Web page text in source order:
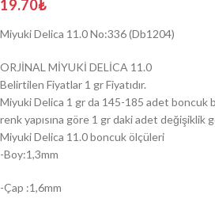
19.70₺
Miyuki Delica 11.0 No:336 (Db1204)
ORJİNAL MİYUKİ DELİCA 11.0
Belirtilen Fiyatlar 1 gr Fiyatıdır.
Miyuki Delica 1 gr da 145-185 adet boncuk
renk yapısına göre 1 gr daki adet değişiklik
Miyuki Delica 11.0 boncuk ölçüleri
-Boy:1,3mm
-Çap :1,6mm